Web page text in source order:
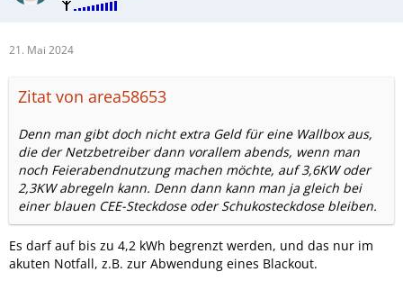
21. Mai 2024
Zitat von area58653
Denn man gibt doch nicht extra Geld für eine Wallbox aus,
die der Netzbetreiber dann vorallem abends, wenn man
noch Feierabendnutzung machen möchte, auf 3,6KW oder
2,3KW abregeln kann. Denn dann kann man ja gleich bei
einer blauen CEE-Steckdose oder Schukosteckdose bleiben.
Es darf auf bis zu 4,2 kWh begrenzt werden, und das nur im
akuten Notfall, z.B. zur Abwendung eines Blackout.